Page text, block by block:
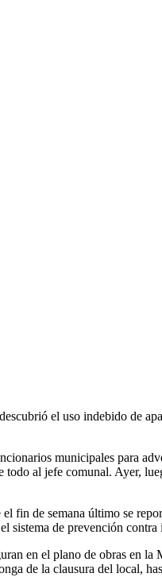
el uso indebido de
municipales para
al jefe comunal. Ayer,
fin de semana último se
de prevención
en el plano de obras en
de la clausura del local,